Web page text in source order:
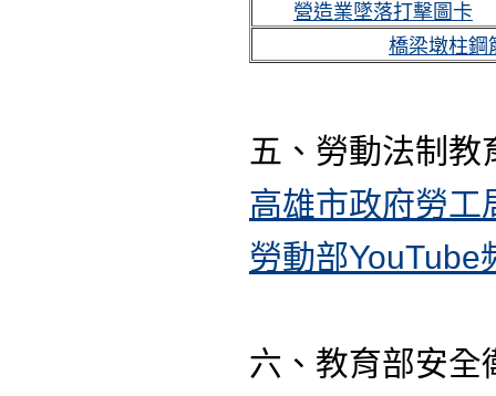
營造業墜落打擊圖卡
橋梁墩柱鋼
五、勞動法制教
高雄市政府勞工
勞動部YouTube
六、教育部安全